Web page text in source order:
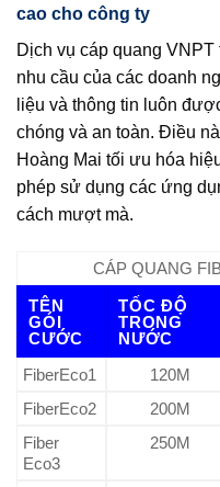
cao cho công ty
Dịch vụ cáp quang
nhu cầu của các doanh
liệu và thông tin luôn
chóng và an toàn. Điều
Hoàng Mai tối ưu hóa
phép sử dụng các ứng
cách mượt mà.
CÁP QUANG
TÊN
GÓI
CƯỚC
TỐC ĐỘ
TRONG
NƯỚC
FiberEco1
120M
FiberEco2
200M
Fiber
Eco3
250M